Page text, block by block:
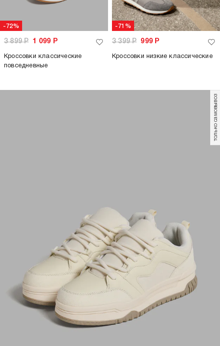
-72%
3 899Р 1 099 Р
Кроссовки классические
повседневные
-71%
3 399Р 999 Р
Кроссовки низкие классические
только самовывоз